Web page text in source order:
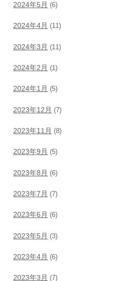
2024年5月 (6)
2024年4月 (11)
2024年3月 (11)
2024年2月 (1)
2024年1月 (5)
2023年12月 (7)
2023年11月 (8)
2023年9月 (5)
2023年8月 (6)
2023年7月 (7)
2023年6月 (6)
2023年5月 (3)
2023年4月 (6)
2023年3月 (7)